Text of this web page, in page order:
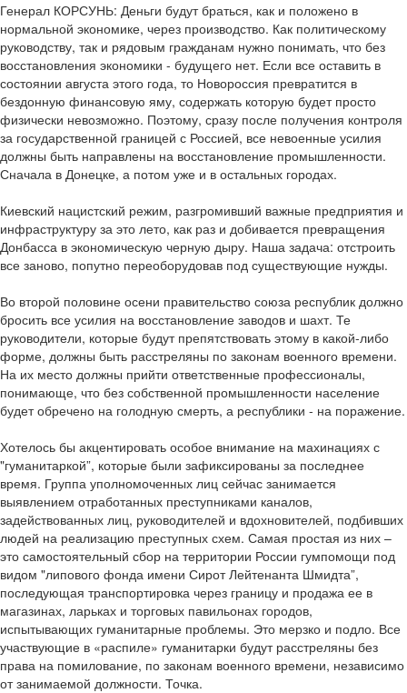
Генерал КОРСУНЬ: Деньги будут браться, как и положено в
нормальной экономике, через производство. Как политическому
руководству, так и рядовым гражданам нужно понимать, что без
восстановления экономики - будущего нет. Если все оставить в
состоянии августа этого года, то Новороссия превратится в
бездонную финансовую яму, содержать которую будет просто
физически невозможно. Поэтому, сразу после получения контроля
за государственной границей с Россией, все невоенные усилия
должны быть направлены на восстановление промышленности.
Сначала в Донецке, а потом уже и в остальных городах.
Киевский нацистский режим, разгромивший важные предприятия и
инфраструктуру за это лето, как раз и добивается превращения
Донбасса в экономическую черную дыру. Наша задача: отстроить
все заново, попутно переоборудовав под существующие нужды.
Во второй половине осени правительство союза республик должно
бросить все усилия на восстановление заводов и шахт. Те
руководители, которые будут препятствовать этому в какой-либо
форме, должны быть расстреляны по законам военного времени.
На их место должны прийти ответственные профессионалы,
понимающе, что без собственной промышленности население
будет обречено на голодную смерть, а республики - на поражение.
Хотелось бы акцентировать особое внимание на махинациях с
"гуманитаркой”, которые были зафиксированы за последнее
время. Группа уполномоченных лиц сейчас занимается
выявлением отработанных преступниками каналов,
задействованных лиц, руководителей и вдохновителей, подбивших
людей на реализацию преступных схем. Самая простая из них –
это самостоятельный сбор на территории России гумпомощи под
видом "липового фонда имени Сирот Лейтенанта Шмидта”,
последующая транспортировка через границу и продажа ее в
магазинах, ларьках и торговых павильонах городов,
испытывающих гуманитарные проблемы. Это мерзко и подло. Все
участвующие в «распиле» гуманитарки будут расстреляны без
права на помилование, по законам военного времени, независимо
от занимаемой должности. Точка.